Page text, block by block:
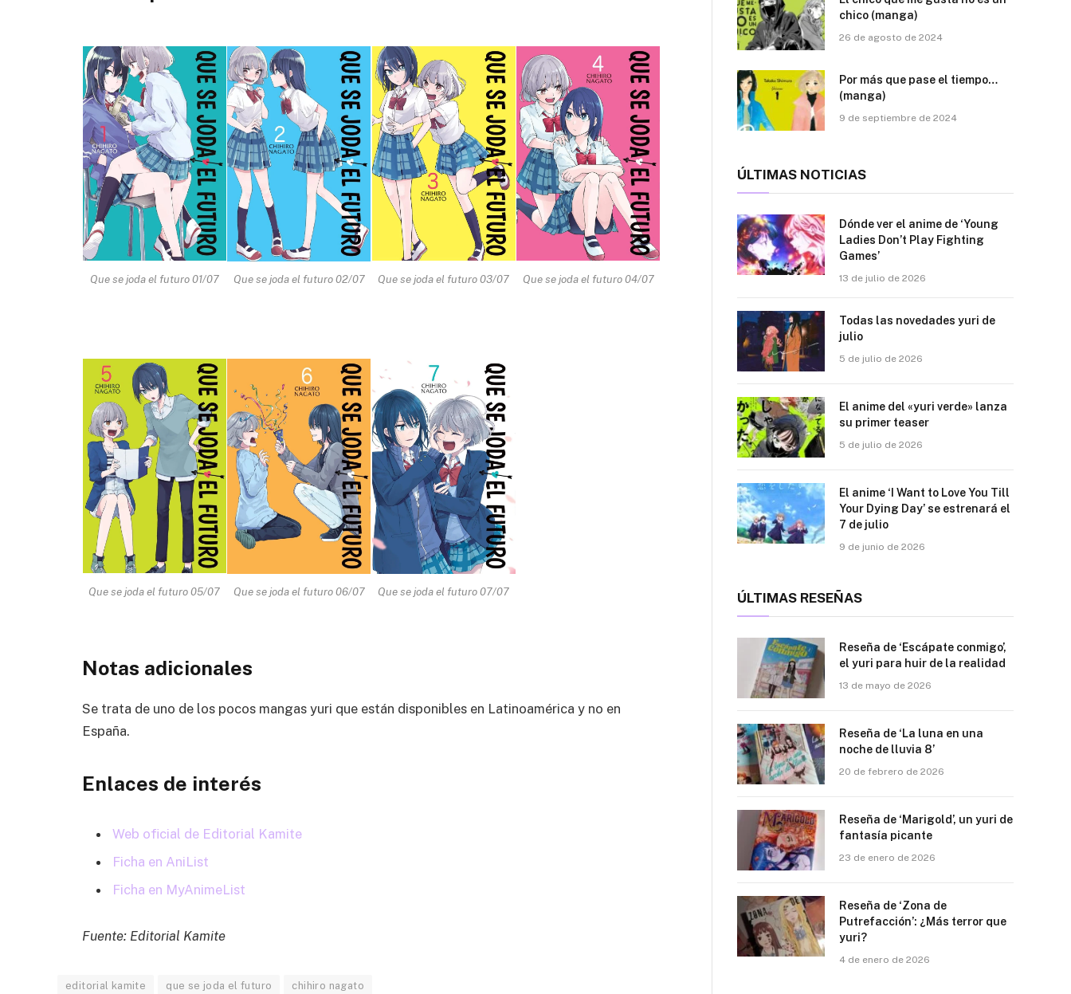
Que se joda el futuro 01/07 Que se joda el futuro 02/07 Que se joda el futuro 03/07 Que se joda el futuro 04/07
Que se joda el futuro 05/07 Que se joda el futuro 06/07 Que se joda el futuro 07/07
Notas adicionales
Se trata de uno de los pocos mangas yuri que están disponibles en Latinoamérica y no en
España.
Enlaces de interés
Web oficial de Editorial Kamite
Ficha en AniList
Ficha en MyAnimeList
Fuente: Editorial Kamite
editorial kamite que se joda el futuro chihiro nagato
chico (manga)
26 de agosto de 2024
Por más que pase el tiempo…
(manga)
9 de septiembre de 2024
ÚLTIMAS NOTICIAS
Dónde ver el anime de ‘Young
Ladies Don’t Play Fighting
Games’
13 de julio de 2026
Todas las novedades yuri de
julio
5 de julio de 2026
El anime del «yuri verde» lanza
su primer teaser
5 de julio de 2026
El anime ‘I Want to Love You Till
Your Dying Day’ se estrenará el
7 de julio
9 de junio de 2026
ÚLTIMAS RESEÑAS
Reseña de ‘Escápate conmigo’,
el yuri para huir de la realidad
13 de mayo de 2026
Reseña de ‘La luna en una
noche de lluvia 8’
20 de febrero de 2026
Reseña de ‘Marigold’, un yuri de
fantasía picante
23 de enero de 2026
Reseña de ‘Zona de
Putrefacción’: ¿Más terror que
yuri?
4 de enero de 2026